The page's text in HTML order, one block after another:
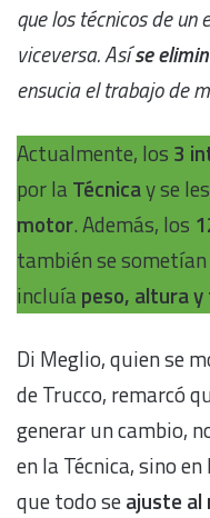
que los técnicos de un
viceversa. Asíse
ensucia el trabajo de
Actualmente, los 3
por la Técnicay se les
motor. Además, los
también se
incluía peso, altura
Di Meglio, quien se
de Trucco, remarcó
generar un cambio,
en la Técnica, sino
que todo seajuste